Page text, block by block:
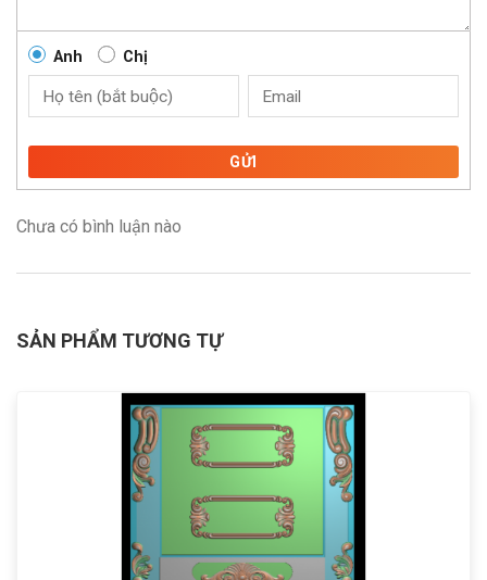
Anh Chị
GỬI
Chưa có bình luận nào
SẢN PHẨM TƯƠNG TỰ